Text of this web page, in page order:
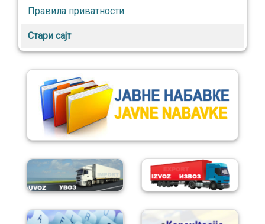
Правила приватности
Стари сајт